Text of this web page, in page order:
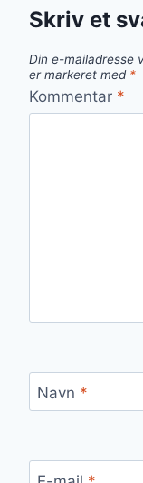
Skriv et
Din e-mailadresse
er markeret med *
Kommentar *
Navn *